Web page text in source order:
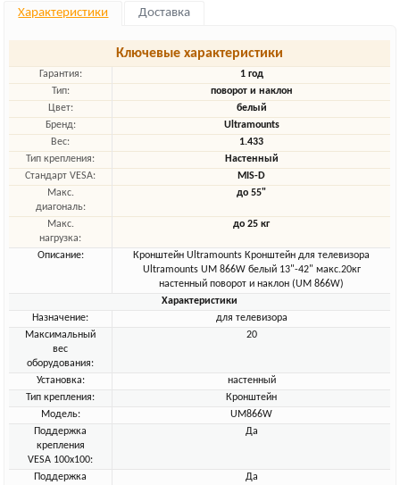
Характеристики Доставка
Ключевые характеристики
Гарантия:
1 год
Тип:
поворот и наклон
Цвет:
белый
Бренд:
Ultramounts
Вес:
1.433
Тип крепления:
Настенный
Стандарт VESA:
MIS-D
Макс.
диагональ:
до 55"
Макс.
нагрузка:
до 25 кг
Описание:
Кронштейн Ultramounts Кронштейн для телевизора
Ultramounts UM 866W белый 13"-42" макс.20кг
настенный поворот и наклон (UM 866W)
Характеристики
Назначение:
для телевизора
Максимальный
вес
оборудования:
20
Установка:
настенный
Тип крепления:
Кронштейн
Модель:
UM866W
Поддержка
крепления
VESA 100х100:
Да
Поддержка
Да